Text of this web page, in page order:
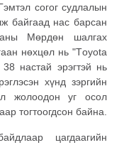
согог судлалын
байгаад нас барсан
Мөрдөн шалгах
нөхцөл нь "Тoyota
настай эрэгтэй нь
хүнд зэргийн
жолоодон уг осол
тогтоогдсон байна.
цагдаагийн